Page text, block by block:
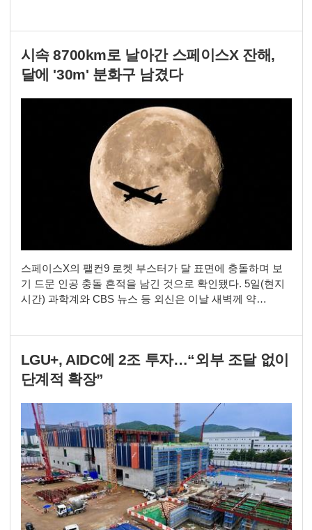
직영 라운지에서 판매를 시작했다. 3종 모두 지난해 국내 론
칭한 바디프랜드 미니 제품으로, 크기가
시속 8700km로 날아간 스페이스X 잔해,
달에 '30m' 분화구 남겼다
스페이스X의 팰컨9 로켓 부스터가 달 표면에 충돌하며 보
기 드문 인공 충돌 흔적을 남긴 것으로 확인됐다. 5일(현지
시간) 과학계와 CBS 뉴스 등 외신은 이날 새벽께 약
다. 충격은 TNT 약 3톤의 폭발력과 맞먹는 수준으로 이번
충돌로 폭 약 30m,
LGU+, AIDC에 2조 투자…“외부 조달 없이
단계적 확장”